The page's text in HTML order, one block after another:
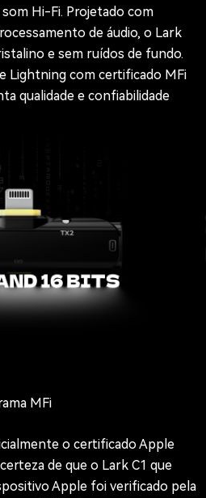
Hi-Fi. Projetado com
de áudio, o Lark
e sem ruídos de fundo.
Lightning com certificado MFi
qualidade e confiabilidade
MFi
o certificado Apple
de que o Lark C1 que
Apple foi verificado pela